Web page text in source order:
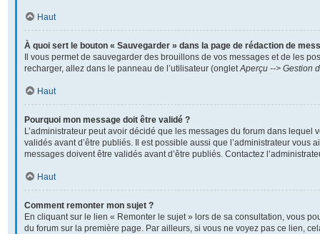
Haut
À quoi sert le bouton « Sauvegarder » dans la page de rédaction de
Il vous permet de sauvegarder des brouillons de vos messages et de les
recharger, allez dans le panneau de l’utilisateur (ongletAperçu --> Gestion
Haut
Pourquoi mon message doit être validé ?
L’administrateur peut avoir décidé que les messages du forum dans lequel
validés avant d’être publiés. Il est possible aussi que l’administrateur vous
messages doivent être validés avant d’être publiés. Contactez
Haut
Comment remonter mon sujet ?
En cliquant sur le lien « Remonter le sujet » lors de sa consultation, vous
du forum sur la première page. Par ailleurs, si vous ne voyez pas ce lien,